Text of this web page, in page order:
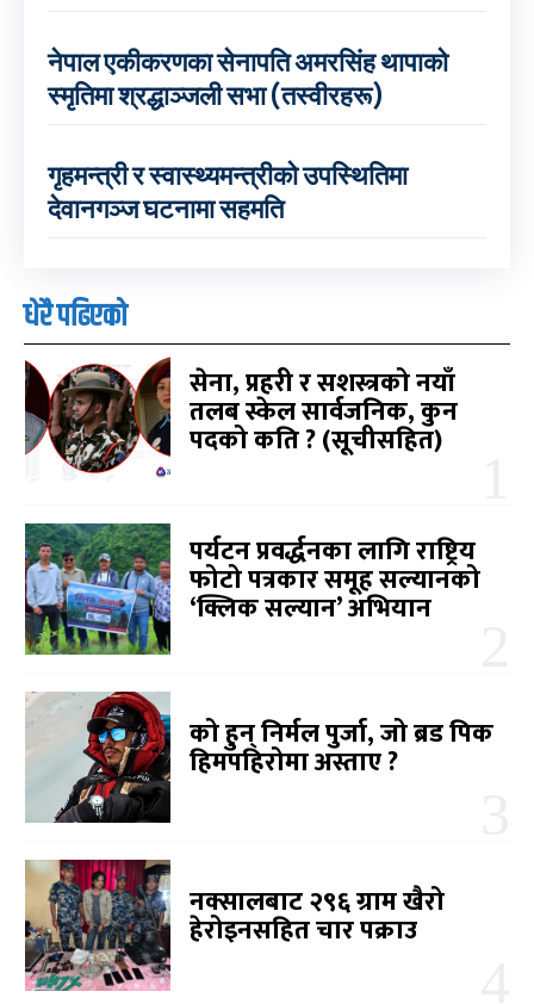
नेपाल एकीकरणका सेनापति अमरसिंह थापाको
स्मृतिमा श्रद्धाञ्जली सभा (तस्वीरहरू)
गृहमन्त्री र स्वास्थ्यमन्त्रीको उपस्थितिमा
देवानगञ्ज घटनामा सहमति
धेरै पढिएको
सेना, प्रहरी र सशस्त्रको नयाँ
तलब स्केल सार्वजनिक, कुन
पदको कति ? (सूचीसहित)
पर्यटन प्रवर्द्धनका लागि राष्ट्रिय
फोटो पत्रकार समूह सल्यानको
‘क्लिक सल्यान’ अभियान
को हुन् निर्मल पुर्जा, जो ब्रड पिक
हिमपहिरोमा अस्ताए ?
नक्सालबाट २९६ ग्राम खैरो
हेरोइनसहित चार पक्राउ